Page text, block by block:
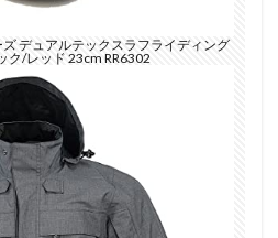
デュアルテックスラフライディング
ク/レッド 23cm RR6302